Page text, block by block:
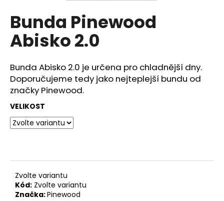
produktu
je
0,0
z
hvězdiček.
Bunda Pinewood
Abisko 2.0
Bunda Abisko 2.0 je určena pro chladnější dny.
Doporučujeme tedy jako nejteplejší bundu od
značky Pinewood.
VELIKOST
Zvolte variantu
Kód: Zvolte variantu
Značka:Pinewood
a
j
í
t
?
D
o
p
o